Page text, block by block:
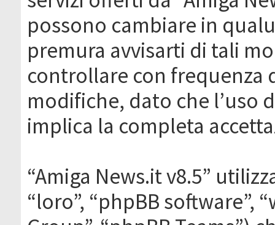
possono cambiare in
premura avvisarti di tali
controllare con frequenza
modifiche, dato che l’uso
implica la completa
“Amiga News.it v8.5”
“loro”, “phpBB software”,